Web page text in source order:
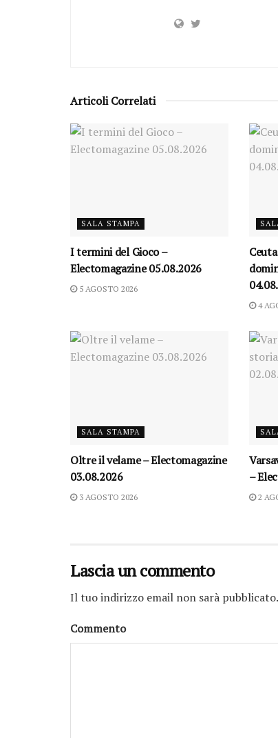
Articoli Correlati
SALA STAMPA
I termini del Gioco –
Electomagazine 05.08.2026
5 AGOSTO 2026
4
SALA STAMPA
Oltre il velame – Electomagazine
03.08.2026
3 AGOSTO 2026
–
2
Lascia un commento
Il tuo indirizzo email non sarà pubblicato.
Commento